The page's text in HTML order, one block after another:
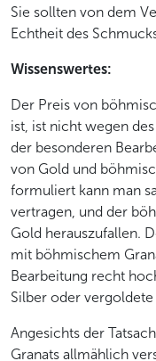
Sie sollten von dem
Echtheit des
Wissenswertes:
Der Preis von
ist, ist nicht wegen
der besonderen
von Gold und
formuliert kann man
vertragen, und der
Gold herauszufallen.
mit böhmischem
Bearbeitung recht
Silber oder
Angesichts der
Granats allmählich